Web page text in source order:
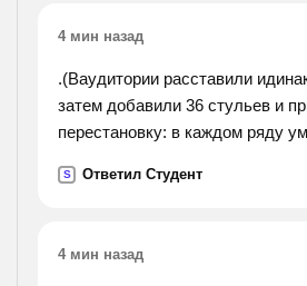
4 мин назад
.(Ваудитории расставили
затем добавили 36 стульев и
перестановку: в каждом ряду
4.сколько рядов и сколько
S Ответил Студент
4 мин назад